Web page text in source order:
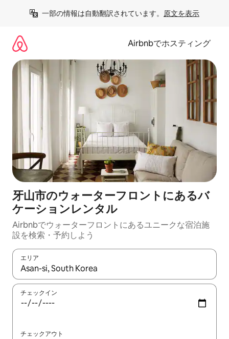
一部の情報は自動翻訳されています。 原文を表示
Airbnbでホスティング
牙山市のウォーターフロントにあるバ
ケーションレンタル
Airbnbでウォーターフロントにあるユニークな宿泊施
設を検索・予約しよう
エリア
検索結果が表示されたら、上下の矢印キーを使って移動するか
チェックイン
チェックアウト